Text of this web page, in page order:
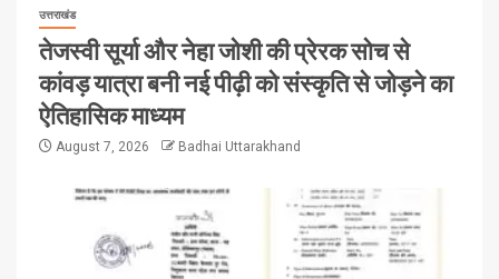
उत्तराखंड
तेजस्वी सूर्या और नेहा जोशी की प्रेरक सोच से
कांवड़ यात्रा बनी नई पीढ़ी को संस्कृति से जोड़ने का
ऐतिहासिक माध्यम
August 7, 2026 Badhai Uttarakhand